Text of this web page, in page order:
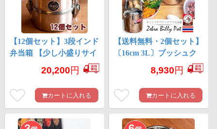
【12個セット】3段インド
弁当箱 【少し小盛りサイ
ズ 直径:約9.5cm 高さ:約
20,200円
カートに入れる
【送料無料・2個セット】
〔16cm 3L〕ブッシュク
ラフトの定番 ゼブラ社
のビリー缶・ビリーポッ
ト 焚き火とキャンプの
直火調理へ〔ステンレス
SUS304製〕
8,930円
カートに入れる